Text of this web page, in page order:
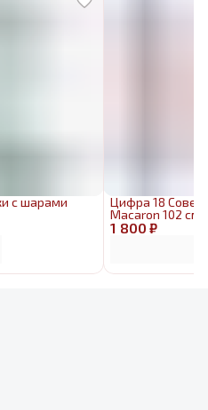
с шарами
1 800 ₽
Цифра 18
Macaron 102 см